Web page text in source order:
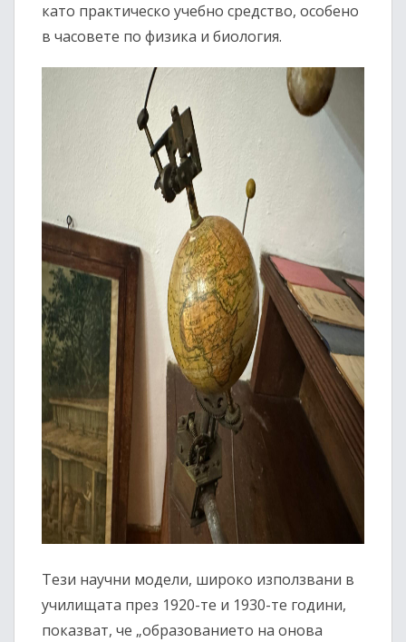
като практическо учебно средство, особено
в часовете по физика и биология.
Тези научни модели, широко използвани в
училищата през 1920-те и 1930-те години,
показват, че „образованието на онова